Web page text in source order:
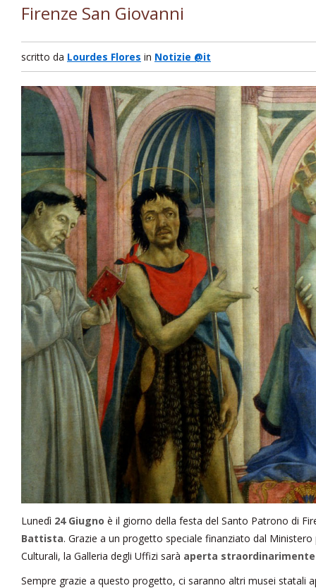
Firenze San Giovanni
scritto da Lourdes Flores in Notizie @it
Lunedì 24 Giugno è il giorno della festa del Santo Patrono di
Battista. Grazie a un progetto speciale finanziato dal
Culturali, la Galleria degli Uffizi sarà aperta straordinarimente
Sempre grazie a questo progetto, ci saranno altri musei statali